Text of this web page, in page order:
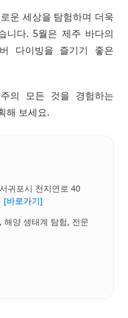
운 세상을 탐험하며 더욱
니다. 5월은 제주 바다의
다이빙을 즐기기 좋은
의 모든 것을 경험하는
해 보세요.
귀포시 천지연로 40
[바로가기]
해양 생태계 탐험, 전문